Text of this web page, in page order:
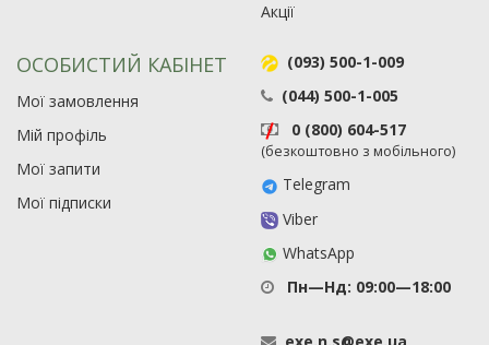
Акції
ОСОБИСТИЙ КАБІНЕТ
Мої замовлення
Мій профіль
Мої запити
Мої підписки
(093) 500-1-009
(044) 500-1-005
0 (800) 604-517
(безкоштовно з мобільного)
Telegram
Viber
WhatsApp
Пн—Нд: 09:00—18:00